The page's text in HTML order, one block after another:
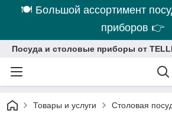
🍽 Большой ассортимент
приборов 👉
Посуда и столовые приборы от
Товары и услуги Столовая